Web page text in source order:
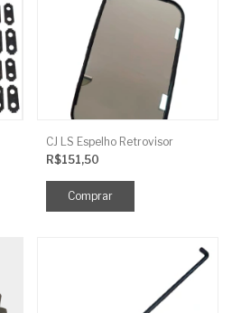
CJ LS Espelho Retrovisor
R$151,50